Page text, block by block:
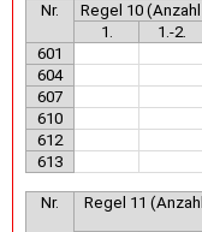
Nr. Regel 10
1.
1.-2.
601
604
607
610
612
613
Nr.
Regel 11